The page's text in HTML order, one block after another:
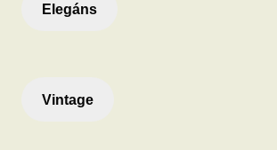
Elegáns
Vintage